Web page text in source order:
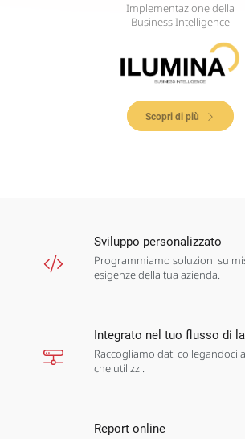
Implementazione della
Business Intelligence
Scopri di più
Sviluppo personalizzato
Programmiamo soluzioni su
esigenze della tua azienda.
Integrato nel tuo flusso di
Raccogliamo dati collegandoci
che utilizzi.
Report online